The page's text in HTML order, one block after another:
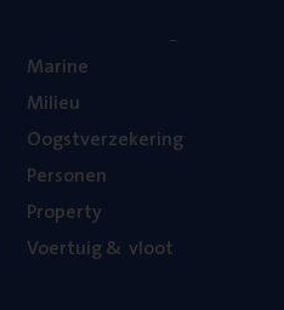
Mari­ne
Mili­eu
Oogst­ver­ze­ke­ring
Per­so­nen
Pro­per­ty
Voer­tuig& vloot